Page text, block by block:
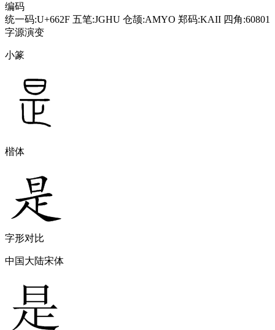
编码
统一码:U+662F 五笔:JGHU 仓颉:AMYO 郑码:KAII 四角:60801
字源演变
小篆
楷体
字形对比
中国大陆宋体